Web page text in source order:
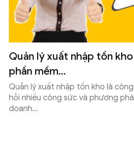
Quản lý xuất nhập tồn
phần mềm...
Quản lý xuất nhập tồn kho là
hỏi nhiều công sức và phương
doanh...